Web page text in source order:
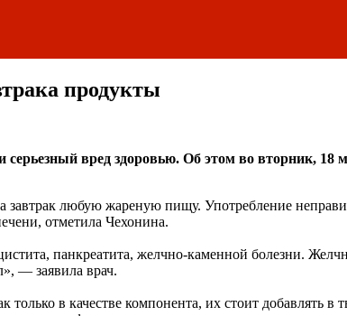
продукты
вред здоровью. Об этом во вторник, 18
завтрак любую жареную пищу. Употребление
отметила Чехонина.
панкреатита, желчно-каменной болезни.
— заявила врач.
в качестве компонента, их стоит добавлять